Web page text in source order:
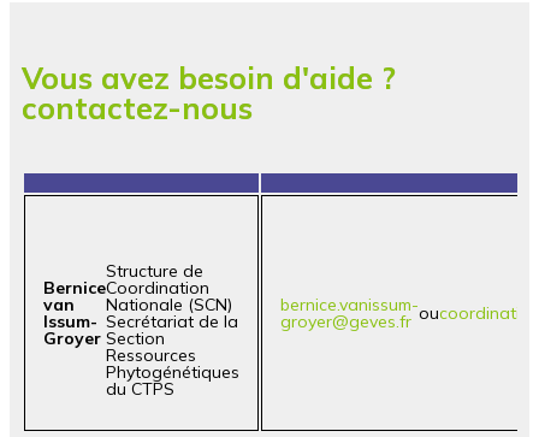
Vous avez besoin d'aide ?
contactez-nous
Bernice
van
Issum-
Groyer
Structure de
Coordination
Nationale (SCN)
Secrétariat de la
Section
Ressources
Phytogénétiques
du CTPS
bernice.vanissum-
groyer@geves.fr ou